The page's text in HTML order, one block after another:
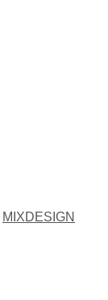
MIXDESIGN